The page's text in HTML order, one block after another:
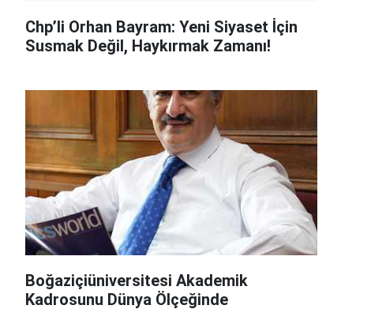
Chp’li Orhan Bayram: Yeni Siyaset İçin
Susmak Değil, Haykırmak Zamanı!
Boğaziçiüniversitesi Akademik
Kadrosunu Dünya Ölçeğinde